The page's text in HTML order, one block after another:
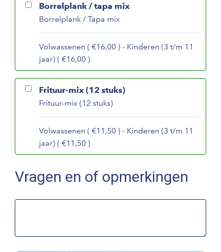
Borrelplank / tapa mix
Borrelplank / Tapa mix
Volwassenen ( €16,00 ) - Kinderen (3 t/m 11
jaar) ( €16,00 )
Frituur-mix (12 stuks)
Frituur-mix (12 stuks)
Volwassenen ( €11,50 ) - Kinderen (3 t/m 11
jaar) ( €11,50 )
Vragen en of opmerkingen